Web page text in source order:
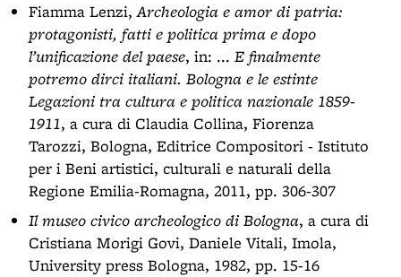
Fiamma Lenzi,Archeologia e amor di patria:
protagonisti, fatti e politica prima e dopo
l’unificazione del paese, in: ... E finalmente
potremo dirci italiani. Bologna e le estinte
Legazioni tra cultura e politica nazionale 1859-
1911, a cura di Claudia Collina, Fiorenza
Tarozzi, Bologna, Editrice Compositori - Istituto
per i Beni artistici, culturali e naturali della
Regione Emilia-Romagna, 2011, pp. 306-307
Il museo civico archeologico di Bologna, a cura di
Cristiana Morigi Govi, Daniele Vitali, Imola,
University press Bologna, 1982, pp. 15-16